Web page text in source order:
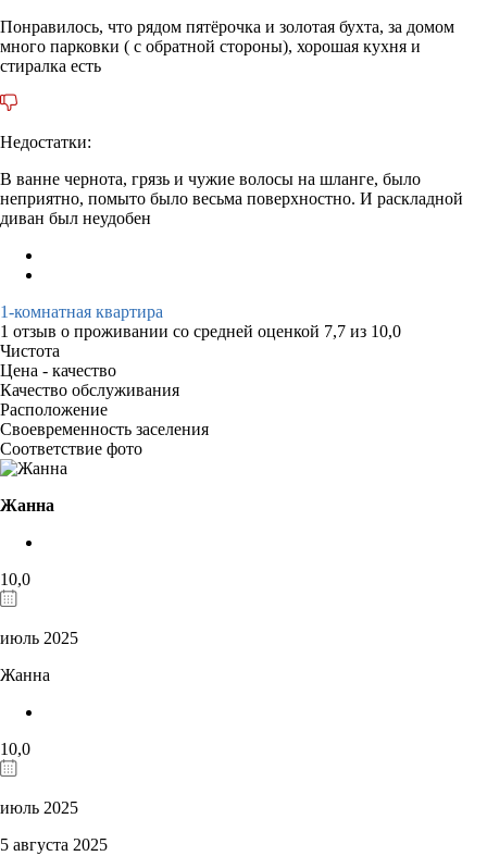
Понравилось, что рядом пятёрочка и золотая бухта, за домом
много парковки ( с обратной стороны), хорошая кухня и
стиралка есть
Недостатки:
В ванне чернота, грязь и чужие волосы на шланге, было
неприятно, помыто было весьма поверхностно. И раскладной
диван был неудобен
1-комнатная квартира
1 отзыв о проживании со средней оценкой 7,7 из 10,0
Чистота
Цена - качество
Качество обслуживания
Расположение
Своевременность заселения
Соответствие фото
Жанна
10,0
июль 2025
Жанна
10,0
июль 2025
5 августа 2025